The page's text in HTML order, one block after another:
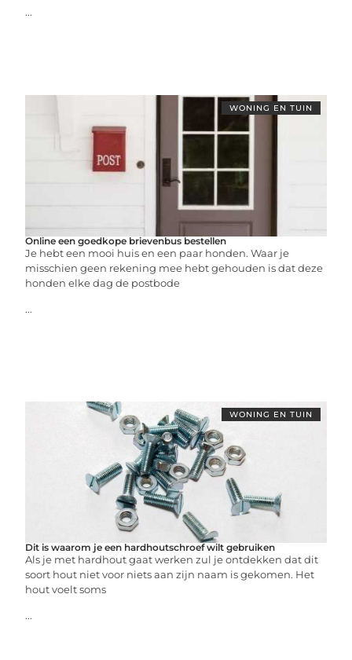
...
WONING EN TUIN
Online een goedkope brievenbus bestellen
Je hebt een mooi huis en een paar honden. Waar je
misschien geen rekening mee hebt gehouden is dat deze
honden elke dag de postbode
...
WONING EN TUIN
Dit is waarom je een hardhoutschroef wilt gebruiken
Als je met hardhout gaat werken zul je ontdekken dat dit
soort hout niet voor niets aan zijn naam is gekomen. Het
hout voelt soms
...